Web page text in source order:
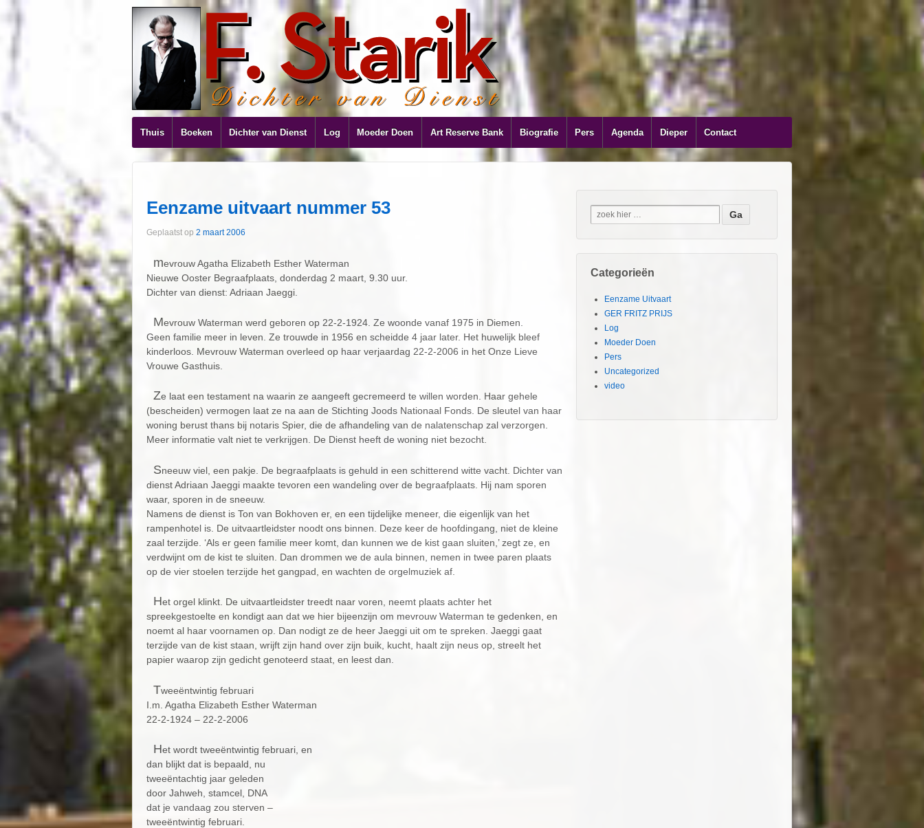
Thuis Boeken Dichter van Dienst Log Moeder Doen Art Reserve Bank Biografie Pers Agenda Dieper Contact
Eenzame uitvaart nummer 53
Geplaatst op 2 maart 2006
mevrouw Agatha Elizabeth Esther Waterman
Nieuwe Ooster Begraafplaats, donderdag 2 maart, 9.30 uur.
Dichter van dienst: Adriaan Jaeggi.
Mevrouw Waterman werd geboren op 22-2-1924. Ze woonde vanaf 1975 in Diemen.
Geen familie meer in leven. Ze trouwde in 1956 en scheidde 4 jaar later. Het huwelijk bleef
kinderloos. Mevrouw Waterman overleed op haar verjaardag 22-2-2006 in het Onze Lieve
Vrouwe Gasthuis.
Ze laat een testament na waarin ze aangeeft gecremeerd te willen worden. Haar gehele
(bescheiden) vermogen laat ze na aan de Stichting Joods Nationaal Fonds. De sleutel van haar
woning berust thans bij notaris Spier, die de afhandeling van de nalatenschap zal verzorgen.
Meer informatie valt niet te verkrijgen. De Dienst heeft de woning niet bezocht.
Sneeuw viel, een pakje. De begraafplaats is gehuld in een schitterend witte vacht. Dichter van
dienst Adriaan Jaeggi maakte tevoren een wandeling over de begraafplaats. Hij nam sporen
waar, sporen in de sneeuw.
Namens de dienst is Ton van Bokhoven er, en een tijdelijke meneer, die eigenlijk van het
rampenhotel is. De uitvaartleidster noodt ons binnen. Deze keer de hoofdingang, niet de kleine
zaal terzijde. ‘Als er geen familie meer komt, dan kunnen we de kist gaan sluiten,’ zegt ze, en
verdwijnt om de kist te sluiten. Dan drommen we de aula binnen, nemen in twee paren plaats
op de vier stoelen terzijde het gangpad, en wachten de orgelmuziek af.
Het orgel klinkt. De uitvaartleidster treedt naar voren, neemt plaats achter het
spreekgestoelte en kondigt aan dat we hier bijeenzijn om mevrouw Waterman te gedenken, en
noemt al haar voornamen op. Dan nodigt ze de heer Jaeggi uit om te spreken. Jaeggi gaat
terzijde van de kist staan, wrijft zijn hand over zijn buik, kucht, haalt zijn neus op, streelt het
papier waarop zijn gedicht genoteerd staat, en leest dan.
Tweeëntwintig februari
I.m. Agatha Elizabeth Esther Waterman
22-2-1924 – 22-2-2006
Het wordt tweeëntwintig februari, en
dan blijkt dat is bepaald, nu
tweeëntachtig jaar geleden
door Jahweh, stamcel, DNA
dat je vandaag zou sterven –
tweeëntwintig februari.
Categorieën
Eenzame Uitvaart
GER FRITZ PRIJS
Log
Moeder Doen
Pers
Uncategorized
video